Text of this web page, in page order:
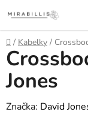
na
obsah
Domov
/ Kabelky /
Jones
Značka: David